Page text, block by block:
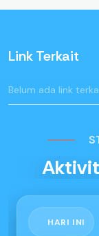
Link Terkait
Belum ada link
HARI INI